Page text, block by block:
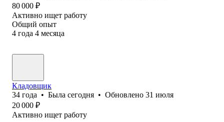
80 000 ₽
Активно ищет работу
Общий опыт
4 года 4 месяца
Кладовщик
34 года • Была сегодня • Обновлено 31 июля
20 000 ₽
Активно ищет работу